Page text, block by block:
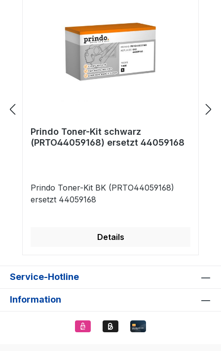
Prindo Toner-Kit schwarz
(PRTO44059168) ersetzt 44059168
Prindo Toner-Kit BK (PRTO44059168)
ersetzt 44059168
Details
Service-Hotline
Information